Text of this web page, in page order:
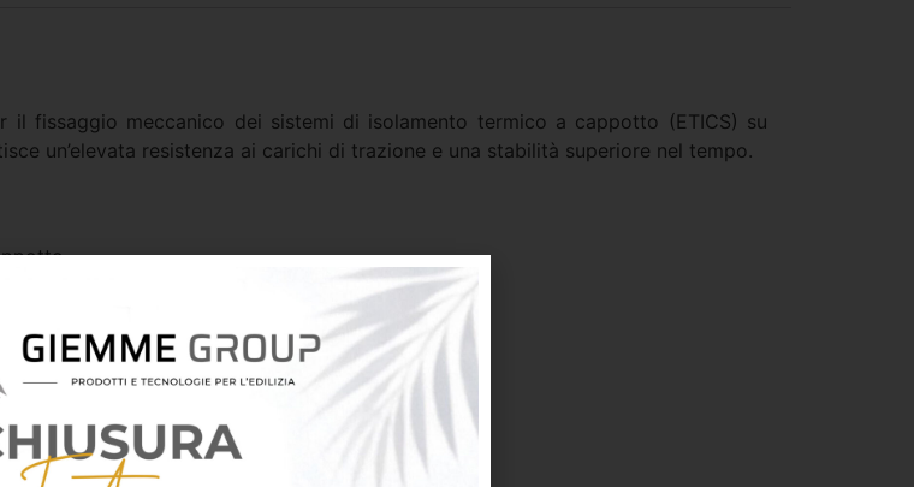
fissaggio meccanico dei sistemi di isolamento termico a cappotto (ETICS) su
un’elevata resistenza ai carichi di trazione e una stabilità superiore nel tempo.
cappotto
XPS)
energetica